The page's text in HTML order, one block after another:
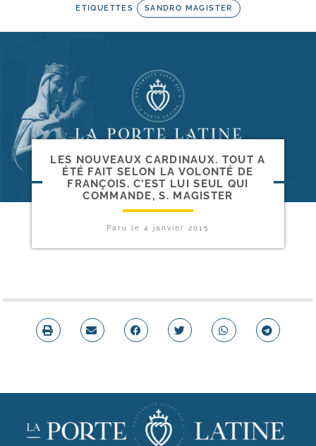
ETIQUETTES SANDRO MAGISTER
LES NOUVEAUX CARDINAUX. TOUT A
ÉTÉ FAIT SELON LA VOLONTÉ DE
FRANÇOIS. C’EST LUI SEUL QUI
COMMANDE, S. MAGISTER
Paru le4 janvier 2015